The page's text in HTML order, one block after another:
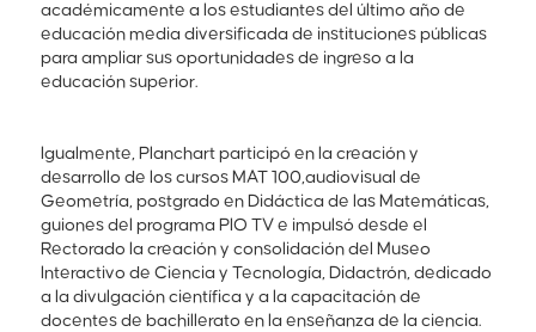
académicamente a los estudiantes del último año de
educación media diversificada de instituciones públicas
para ampliar sus oportunidades de ingreso a la
educación superior.
Igualmente, Planchart participó en la creación y
desarrollo de los cursos MAT 100,audiovisual de
Geometría, postgrado en Didáctica de las Matemáticas,
guiones del programa PIO TV e impulsó desde el
Rectorado la creación y consolidación del Museo
Interactivo de Ciencia y Tecnología, Didactrón, dedicado
a la divulgación científica y a la capacitación de
docentes de bachillerato en la enseñanza de la ciencia.